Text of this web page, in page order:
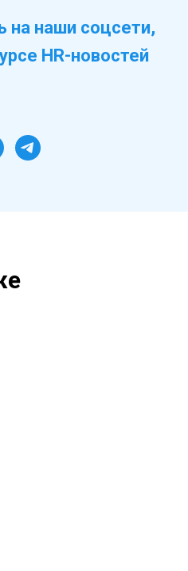
на наши соцсети,
HR-новостей